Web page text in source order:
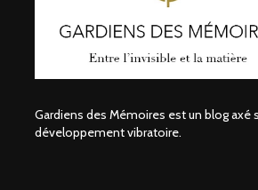
Gardiens des Mémoires est un blog axé
développement vibratoire.